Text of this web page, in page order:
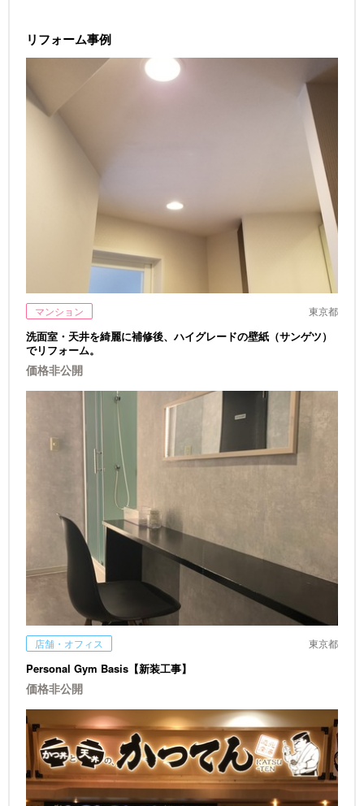
リフォーム事例
マンション 東京都
洗面室・天井を綺麗に補修後、ハイグレードの壁紙（サンゲツ）
でリフォーム。
価格非公開
店舗・オフィス 東京都
Personal Gym Basis【新装工事】
価格非公開